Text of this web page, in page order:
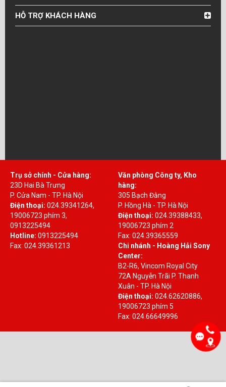
HỖ TRỢ KHÁCH HÀNG
Trụ sở chính - Cửa hàng:
23D Hai Bà Trưng
P. Cửa Nam - TP. Hà Nội
Điện thoại: 024.39341264,
19006723 phím 3,
0913225494
Hotline: 0913225494
Fax: 024.39361213
Văn phòng Công ty, Kho
hàng:
305 Bạch Đằng
P. Hồng Hà - TP. Hà Nội
Điện thoại: 024.39388433,
19006723 phím 2
Fax: 024.39365559
Chi nhánh - Hoàng Hải Sony
Center:
B2-R6, Vincom Royal City
72A Nguyễn Trãi P. Thanh
Xuân - TP. Hà Nội
Điện thoại: 024.62620886,
19006723 phím 5
Fax: 024.66649996